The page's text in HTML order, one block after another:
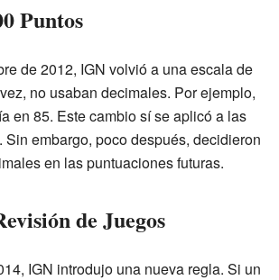
Puntos
de 2012, IGN volvió a una escala de
no usaban decimales. Por ejemplo,
en 85. Este cambio sí se aplicó a las
Sin embargo, poco después, decidieron
en las puntuaciones futuras.
de Juegos
IGN introdujo una nueva regla. Si un